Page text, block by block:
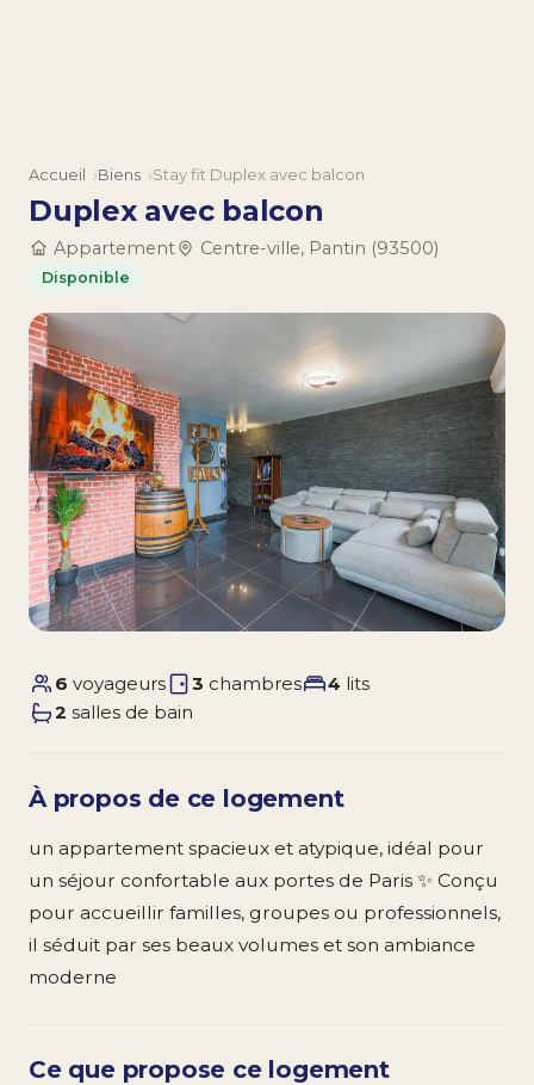
Accueil Biens Stay fit Duplex avec balcon
Duplex avec balcon
Appartement Centre-ville, Pantin (93500)
Disponible
6 voyageurs 3 chambres 4 lits
2 salles de bain
À propos de ce logement
un appartement spacieux et atypique, idéal pour
un séjour confortable aux portes de Paris ✨ Conçu
pour accueillir familles, groupes ou professionnels,
il séduit par ses beaux volumes et son ambiance
moderne
Ce que propose ce logement